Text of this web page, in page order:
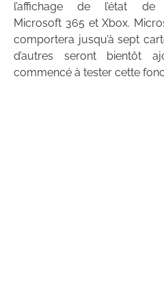
l’affichage de l’état
Microsoft 365 et Xbox.
comportera jusqu’à sept
d’autres seront bientôt
commencé à tester cette